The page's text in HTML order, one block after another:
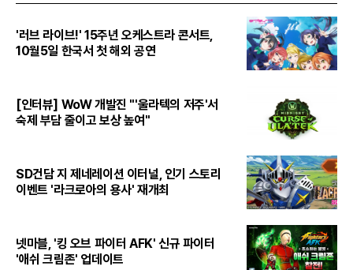
'러브 라이브!' 15주년 오케스트라 콘서트,
10월5일 한국서 첫 해외 공연
[인터뷰] WoW 개발진 "'울라텍의 저주'서
숙제 부담 줄이고 보상 높여"
SD건담 지 제네레이션 이터널, 인기 스토리
이벤트 '라크로아의 용사' 재개최
넷마블, '킹 오브 파이터 AFK' 신규 파이터
'애쉬 크림존' 업데이트